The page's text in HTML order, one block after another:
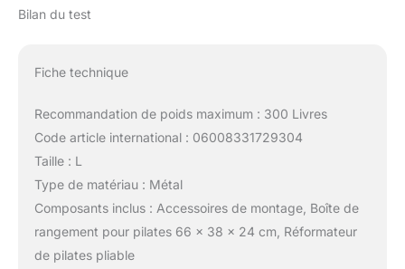
Bilan du test
Fiche technique
Recommandation de poids maximum : 300 Livres
Code article international : 06008331729304
Taille : L
Type de matériau : Métal
Composants inclus : Accessoires de montage, Boîte de
rangement pour pilates 66 x 38 x 24 cm, Réformateur
de pilates pliable